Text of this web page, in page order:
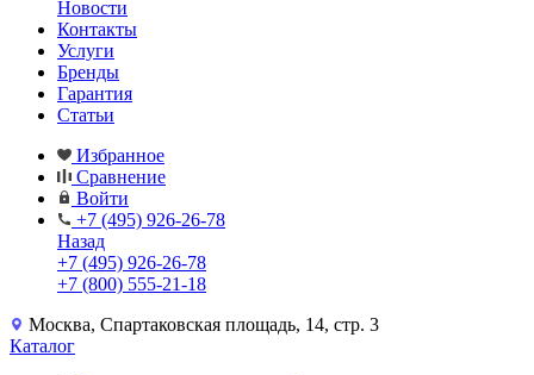
Новости
Контакты
Услуги
Бренды
Гарантия
Статьи
Избранное
Сравнение
Войти
+7 (495) 926-26-78
Назад
+7 (495) 926-26-78
+7 (800) 555-21-18
Москва, Спартаковская площадь, 14, стр. 3
Каталог